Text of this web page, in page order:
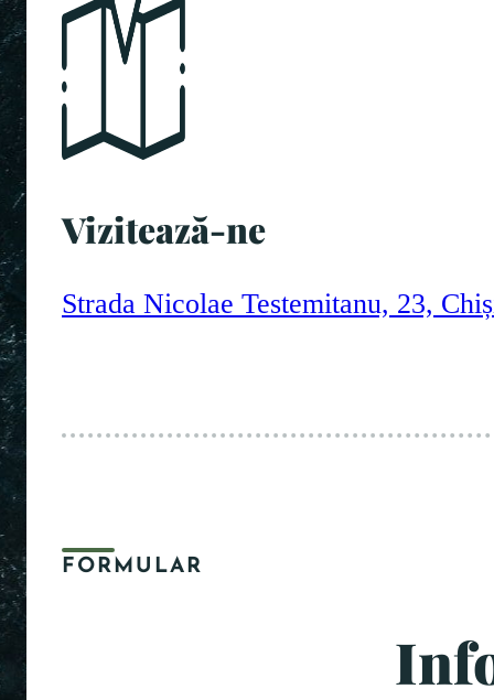
Vizitează-ne
Strada Nicolae Testemitanu, 23,
FORMULAR